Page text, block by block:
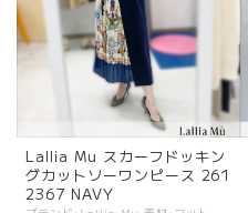
Lallia Mu スカーフドッキン
グカットソーワンピース 261
2367 NAVY